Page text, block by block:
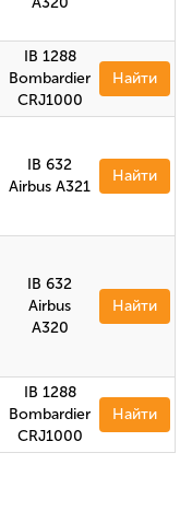
IB 1288
Bombardier
CRJ1000
Найти
IB 632
Airbus А321
Найти
IB 632
Airbus
А320
Найти
IB 1288
Bombardier
CRJ1000
Найти